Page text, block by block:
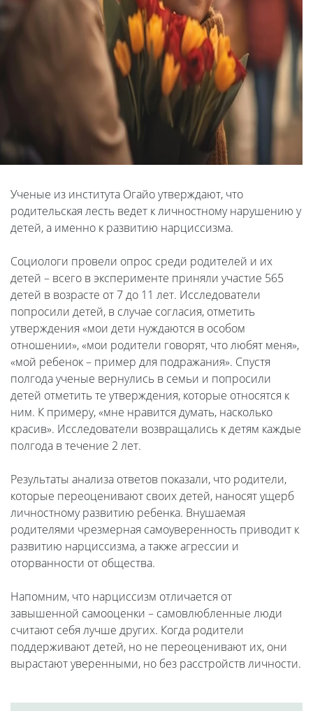
Ученые из института Огайо утверждают, что
родительская лесть ведет к личностному нарушению у
детей, а именно к развитию нарциссизма.
Социологи провели опрос среди родителей и их
детей – всего в эксперименте приняли участие 565
детей в возрасте от 7 до 11 лет. Исследователи
попросили детей, в случае согласия, отметить
утверждения «мои дети нуждаются в особом
отношении», «мои родители говорят, что любят меня»,
«мой ребенок – пример для подражания». Спустя
полгода ученые вернулись в семьи и попросили
детей отметить те утверждения, которые относятся к
ним. К примеру, «мне нравится думать, насколько
красив». Исследователи возвращались к детям каждые
полгода в течение 2 лет.
Результаты анализа ответов показали, что родители,
которые переоценивают своих детей, наносят ущерб
личностному развитию ребенка. Внушаемая
родителями чрезмерная самоуверенность приводит к
развитию нарциссизма, а также агрессии и
оторванности от общества.
Напомним, что нарциссизм отличается от
завышенной самооценки – самовлюбленные люди
считают себя лучше других. Когда родители
поддерживают детей, но не переоценивают их, они
вырастают уверенными, но без расстройств личности.